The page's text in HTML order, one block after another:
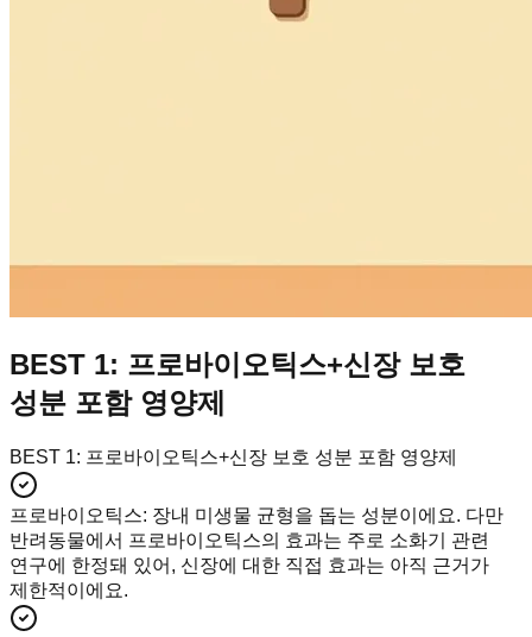
BEST 1: 프로바이오틱스+신장 보호
성분 포함 영양제
BEST 1: 프로바이오틱스+신장 보호 성분 포함 영양제
프로바이오틱스: 장내 미생물 균형을 돕는 성분이에요. 다만
반려동물에서 프로바이오틱스의 효과는 주로 소화기 관련
연구에 한정돼 있어, 신장에 대한 직접 효과는 아직 근거가
제한적이에요.